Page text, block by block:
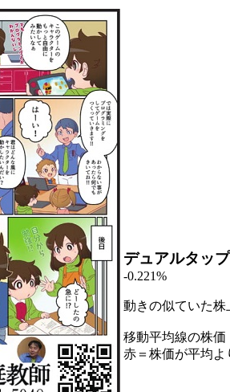
デュアルタップ
-0.221%
動きの似ていた
移動平均線の株価
赤＝株価が平均